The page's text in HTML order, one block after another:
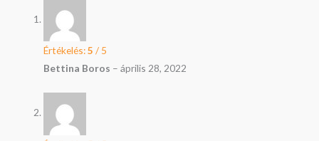
Értékelés:5 / 5
Bettina Boros – április 28, 2022